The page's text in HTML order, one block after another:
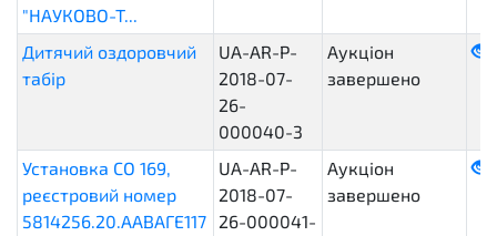
"НАУКОВО-Т...
Дитячий оздоровчий
табір
UA-AR-P-
2018-07-
26-
000040-3
Аукціон
завершено
Установка СО 169,
реєстровий номер
5814256.20.ААВАГЕ117
UA-AR-P-
2018-07-
26-000041-
Аукціон
завершено